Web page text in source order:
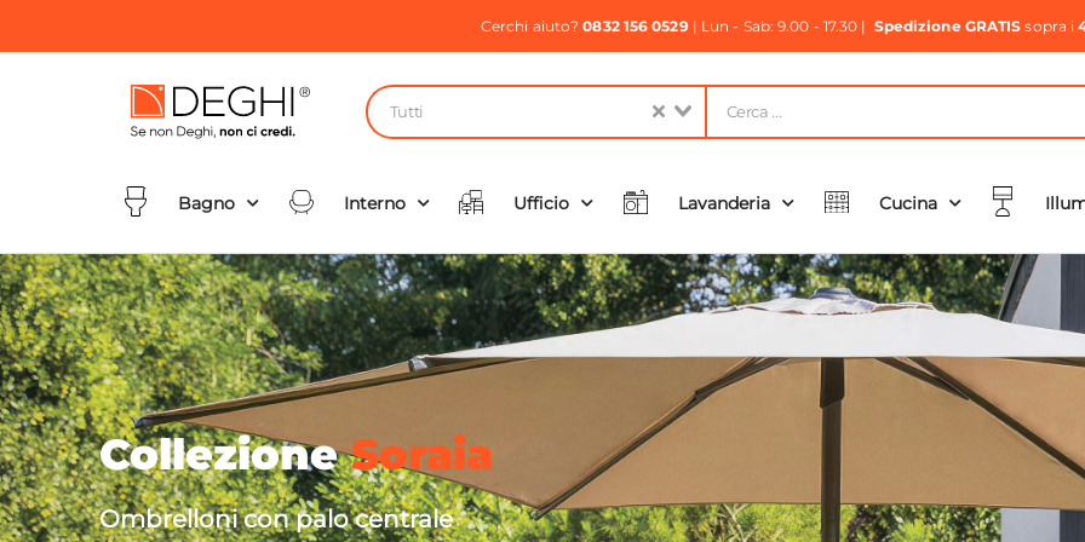
Cerchi aiuto?0832 156 0529| Lun - Sab: 9.00 - 17.30 | Spedizione GRATIS sopra i
Tutti
Bagno Interno Ufficio Lavanderia Cucina
CollezioneSoraia
Ombrelloni con palo centrale